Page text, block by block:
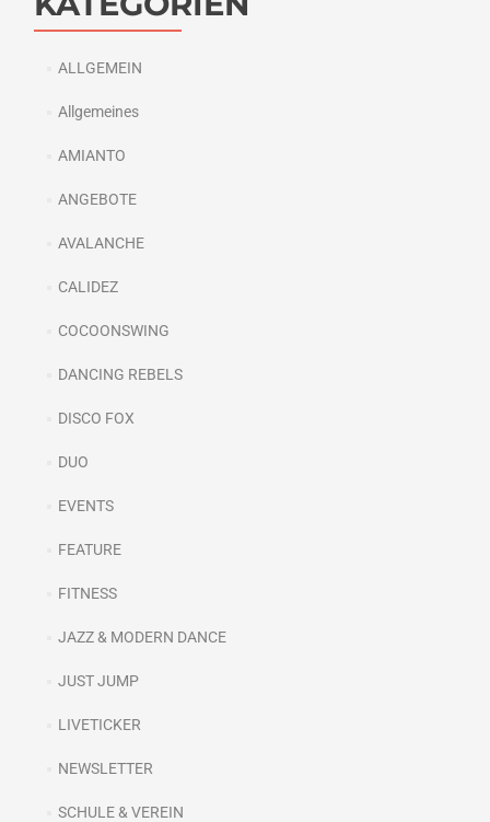
ALLGEMEIN
Allgemeines
AMIANTO
ANGEBOTE
AVALANCHE
CALIDEZ
COCOONSWING
DANCING REBELS
DISCO FOX
DUO
EVENTS
FEATURE
FITNESS
JAZZ & MODERN DANCE
JUST JUMP
LIVETICKER
NEWSLETTER
SCHULE & VEREIN